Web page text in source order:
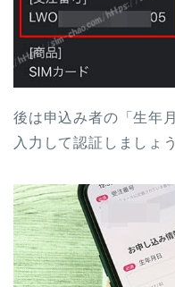
後は申込み者の「生年
入力して認証しましょう